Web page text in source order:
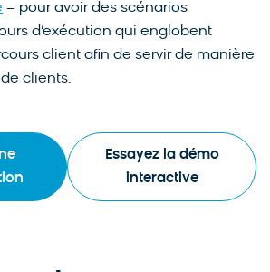
– pour avoir des scénarios
d’exécution qui englobent
client afin de servir de manière
clients.
Essayez la démo
interactive